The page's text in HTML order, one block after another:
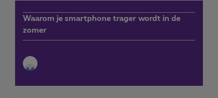
Waarom je smartphone trager wordt in de
zomer